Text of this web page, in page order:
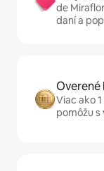
de
daní a
Viac ako
pomôžu s